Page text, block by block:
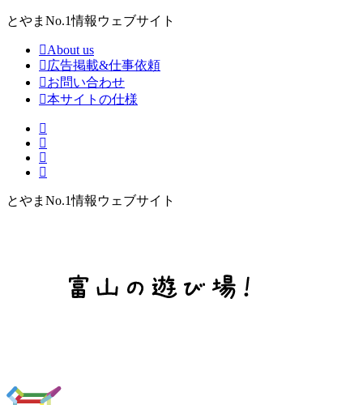
とやまNo.1情報ウェブサイト
About us
広告掲載&仕事依頼
お問い合わせ
本サイトの仕様
とやまNo.1情報ウェブサイト